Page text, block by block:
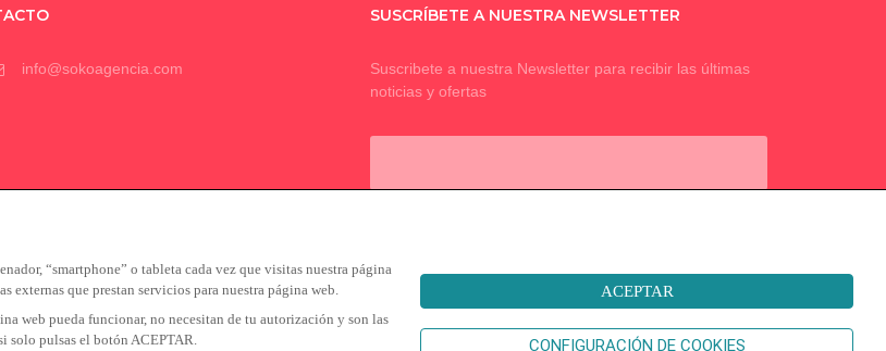
info@sokoagencia.com
SUSCRÍBETE A NUESTRA NEWSLETTER
Suscribete a nuestra Newsletter para recibir las últimas
noticias y ofertas
“smartphone” o tableta cada vez que visitas nuestra página
externas que prestan servicios para nuestra página web.
web pueda funcionar, no necesitan de tu autorización y son las
solo pulsas el botón ACEPTAR.
ACEPTAR
CONFIGURACIÓN DE COOKIES